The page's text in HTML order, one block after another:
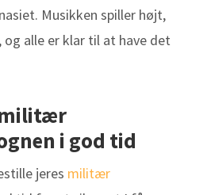
Musikken spiller højt,
alle er klar til at have det
i god tid
jeres militær